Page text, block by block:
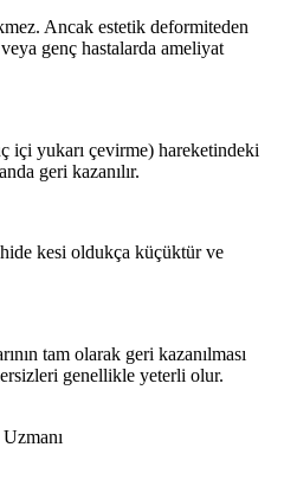
Ancak estetik deformiteden
genç hastalarda ameliyat
içi yukarı çevirme) hareketindeki
geri kazanılır.
kesi oldukça küçüktür ve
tam olarak geri kazanılması
genellikle yeterli olur.